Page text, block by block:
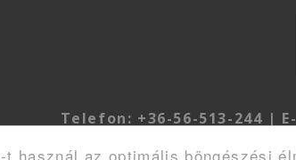
t használ az optimális böngészési
Telefon: +36-56-513-244 |